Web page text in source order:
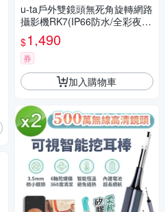
u-ta戶外雙鏡頭無死角旋轉網路
攝影機RK7(IP66防水/全彩夜
視/1080P)【搭贈5米線】
$1,490
券
加入購物車